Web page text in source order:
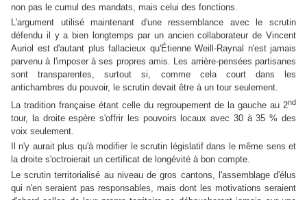
non pas le cumul des mandats, mais celui des fonctions.
L'argument utilisé maintenant d'une ressemblance avec le scrutin
défendu il y a bien longtemps par un ancien collaborateur de Vincent
Auriol est d'autant plus fallacieux qu'Étienne Weill-Raynal n'est jamais
parvenu à l'imposer à ses propres amis. Les arrière-pensées partisanes
sont transparentes, surtout si, comme cela court dans les
antichambres du pouvoir, le scrutin devait être à un tour seulement.
La tradition française étant celle du regroupement de la gauche au 2nd
tour, la droite espère s'offrir les pouvoirs locaux avec 30 à 35 % des
voix seulement.
Il n'y aurait plus qu'à modifier le scrutin législatif dans le même sens et
la droite s'octroierait un certificat de longévité à bon compte.
Le scrutin territorialisé au niveau de gros cantons, l'assemblage d'élus
qui n'en seraient pas responsables, mais dont les motivations seraient